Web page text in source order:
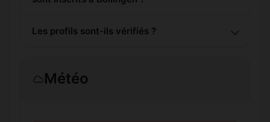
Les profils sont-ils vérifiés ?
Météo